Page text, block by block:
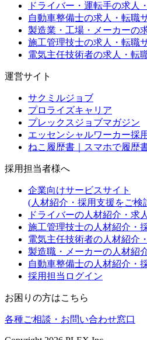
ドライバー・運転手の求人
自動車整備士の求人・転職
製造業・工場・メーカーの
施工管理技士の求人・転職
電気主任技術者の求人・転
運営サイト
サクミルジョブ
プロライズキャリア
プレックスジョブマガジン
エッセンシャルワーカー採
ねこ履歴書｜スマホで履歴
採用担当者様へ
企業向けサービスサイト
(人材紹介・採用支援をご検
ドライバーの人材紹介・求
施工管理技士の人材紹介・
電気主任技術者の人材紹介
製造職・メーカーの人材紹
自動車整備士の人材紹介・
採用担当ログイン
お困りの方はこちら
各種ご相談・お問い合わせ窓口